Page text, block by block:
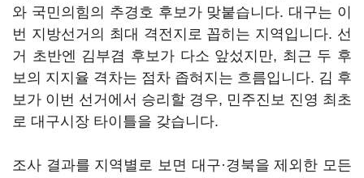
와 국민의힘의 추경호 후보가 맞붙습니다. 대구는 이
번 지방선거의 최대 격전지로 꼽히는 지역입니다. 선
거 초반엔 김부겸 후보가 다소 앞섰지만, 최근 두 후
보의 지지율 격차는 점차 좁혀지는 흐름입니다. 김 후
보가 이번 선거에서 승리할 경우, 민주진보 진영 최초
로 대구시장 타이틀을 갖습니다.
조사 결과를 지역별로 보면 대구·경북을 제외한 모든